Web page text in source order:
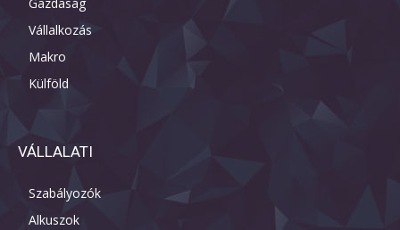
Vállalkozás
Makro
Külföld
VÁLLALATI
Szabályozók
Alkuszok